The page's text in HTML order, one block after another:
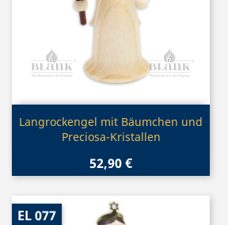
Vorschau
Langrockengel mit Bäumchen und
Preciosa-Kristallen
52,90 €
EL 077